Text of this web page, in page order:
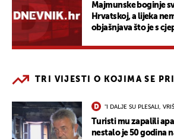
Majmunske boginje
Hrvatskoj, a lijeka
objašnjava što je s
TRI VIJESTI O KOJIMA SE
"I DALJE SU PLESALI,
Turisti mu zapalili
nestalo je 50 godina